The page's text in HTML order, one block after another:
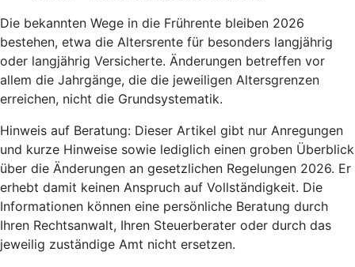
Die bekannten Wege in die Frührente bleiben 2026
bestehen, etwa die Altersrente für besonders langjährig
oder langjährig Versicherte. Änderungen betreffen vor
allem die Jahrgänge, die die jeweiligen Altersgrenzen
erreichen, nicht die Grundsystematik.
Hinweis auf Beratung: Dieser Artikel gibt nur Anregungen
und kurze Hinweise sowie lediglich einen groben Überblick
über die Änderungen an gesetzlichen Regelungen 2026. Er
erhebt damit keinen Anspruch auf Vollständigkeit. Die
Informationen können eine persönliche Beratung durch
Ihren Rechtsanwalt, Ihren Steuerberater oder durch das
jeweilig zuständige Amt nicht ersetzen.